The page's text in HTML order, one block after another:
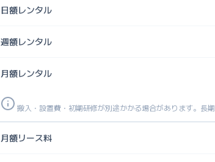
日額レンタル
週額レンタル
月額レンタル
搬入・設置費・初期研修が別途かかる場合があります。長
月額リース料